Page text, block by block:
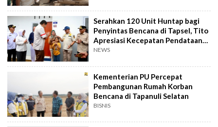
Serahkan 120 Unit Huntap bagi
Penyintas Bencana di Tapsel, Tito
Apresiasi Kecepatan Pendataan
Bupati
NEWS
Kementerian PU Percepat
Pembangunan Rumah Korban
Bencana di Tapanuli Selatan
BISNIS